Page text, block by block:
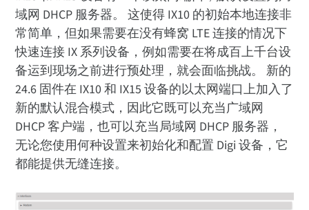
域网 DHCP 服务器。 这使得 IX10 的初始本地连接非
常简单，但如果需要在没有蜂窝 LTE 连接的情况下
快速连接 IX 系列设备，例如需要在将成百上千台设
备运到现场之前进行预处理，就会面临挑战。 新的
24.6 固件在 IX10 和 IX15 设备的以太网端口上加入了
新的默认混合模式，因此它既可以充当广域网
DHCP 客户端，也可以充当局域网 DHCP 服务器，
无论您使用何种设置来初始化和配置 Digi 设备，它
都能提供无缝连接。